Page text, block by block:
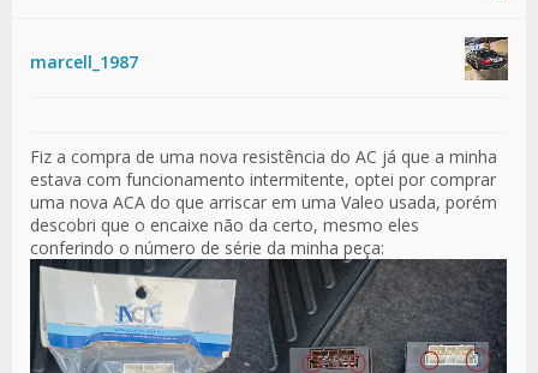
marcell_1987
Fiz a compra de uma nova resistência do AC já que a minha
estava com funcionamento intermitente, optei por comprar
uma nova ACA do que arriscar em uma Valeo usada, porém
descobri que o encaixe não da certo, mesmo eles
conferindo o número de série da minha peça: